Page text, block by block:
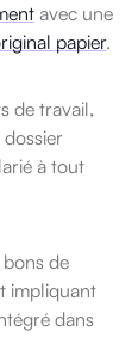
avec une
papier.
de travail,
à tout
de
impliquant
dans